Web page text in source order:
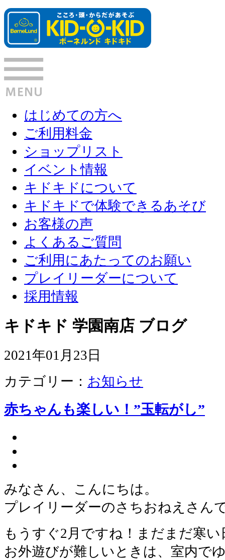
はじめての方へ
ご利用料金
ショップリスト
イベント情報
キドキドについて
キドキドで体験できるあそび
お客様の声
よくあるご質問
ご利用にあたってのお願い
プレイリーダーについて
採用情報
キドキド 学園南店 ブログ
2021年01月23日
カテゴリー： お知らせ
赤ちゃんも楽しい！”玉転がし”
みなさん、こんにちは。
プレイリーダーのさちおねえさん
もうすぐ2月ですね！まだまだ寒
お外遊びが難しいときは、室内で